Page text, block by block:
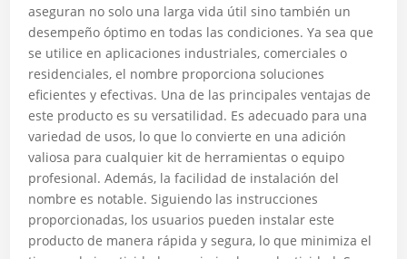
aseguran no solo una larga vida útil sino también un
desempeño óptimo en todas las condiciones. Ya sea que
se utilice en aplicaciones industriales, comerciales o
residenciales, el nombre proporciona soluciones
eficientes y efectivas. Una de las principales ventajas de
este producto es su versatilidad. Es adecuado para una
variedad de usos, lo que lo convierte en una adición
valiosa para cualquier kit de herramientas o equipo
profesional. Además, la facilidad de instalación del
nombre es notable. Siguiendo las instrucciones
proporcionadas, los usuarios pueden instalar este
producto de manera rápida y segura, lo que minimiza el